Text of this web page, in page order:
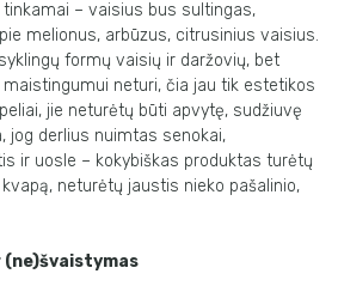
– vaisius bus sultingas,
melionus, arbūzus, citrusinius vaisius.
formų vaisių ir daržovių, bet
neturi, čia jau tik estetikos
jie neturėtų būti apvytę, sudžiuvę
jog derlius nuimtas senokai,
ir uosle – kokybiškas produktas turėtų
neturėtų jaustis nieko pašalinio,
(ne)švaistymas